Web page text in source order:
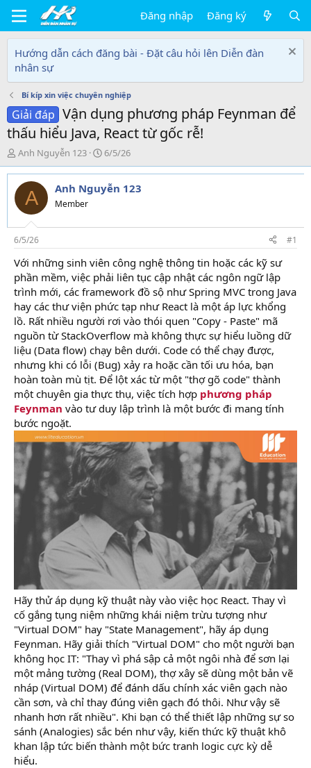
Đăng nhập Đăng ký
Hướng dẫn cách đăng bài - Đặt câu hỏi lên Diễn đàn
nhân sự
Bí kíp xin việc chuyên nghiệp
Giải đáp Vận dụng phương pháp Feynman để
thấu hiểu Java, React từ gốc rễ!
T
h
r
e
d
s
t
a
r
t
e
r
Anh Nguyễn 123
N
g
à
y
i
6/5/26
A Anh Nguyễn 123
Member
6/5/26 #1
Với những sinh viên công nghệ thông tin hoặc các kỹ sư
phần mềm, việc phải liên tục cập nhật các ngôn ngữ lập
trình mới, các framework đồ sộ như Spring MVC trong Java
hay các thư viện phức tạp như React là một áp lực khổng
lồ. Rất nhiều người rơi vào thói quen "Copy - Paste" mã
nguồn từ StackOverflow mà không thực sự hiểu luồng dữ
liệu (Data flow) chạy bên dưới. Code có thể chạy được,
nhưng khi có lỗi (Bug) xảy ra hoặc cần tối ưu hóa, bạn
hoàn toàn mù tịt. Để lột xác từ một "thợ gõ code" thành
một chuyên gia thực thụ, việc tích hợp phương pháp
Feynman vào tư duy lập trình là một bước đi mang tính
bước ngoặt.
Hãy thử áp dụng kỹ thuật này vào việc học React. Thay vì
cố gắng tụng niệm những khái niệm trừu tượng như
"Virtual DOM" hay "State Management", hãy áp dụng
Feynman. Hãy giải thích "Virtual DOM" cho một người bạn
không học IT: "Thay vì phá sập cả một ngôi nhà để sơn lại
một mảng tường (Real DOM), thợ xây sẽ dùng một bản vẽ
nháp (Virtual DOM) để đánh dấu chính xác viên gạch nào
cần sơn, và chỉ thay đúng viên gạch đó thôi. Như vậy sẽ
nhanh hơn rất nhiều". Khi bạn có thể thiết lập những sự so
sánh (Analogies) sắc bén như vậy, kiến thức kỹ thuật khô
khan lập tức biến thành một bức tranh logic cực kỳ dễ
hiểu.